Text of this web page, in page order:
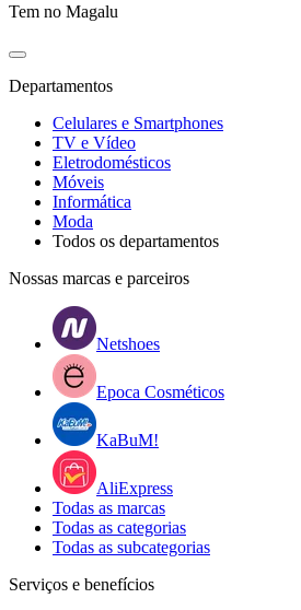
Tem no Magalu
Departamentos
Celulares e Smartphones
TV e Vídeo
Eletrodomésticos
Móveis
Informática
Moda
Todos os departamentos
Nossas marcas e parceiros
Netshoes
Epoca Cosméticos
KaBuM!
AliExpress
Todas as marcas
Todas as categorias
Todas as subcategorias
Serviços e benefícios